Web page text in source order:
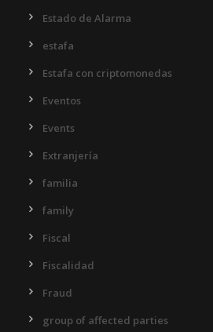
Estado de Alarma
estafa
Estafa con criptomonedas
Eventos
Events
Extranjería
familia
family
Fiscal
Fiscalidad
Fraud
group of affected parties